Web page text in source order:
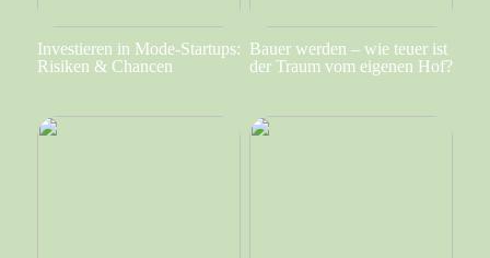
Investieren in Mode-Startups:
Risiken & Chancen
Bauer werden – wie teuer ist
der Traum vom eigenen Hof?